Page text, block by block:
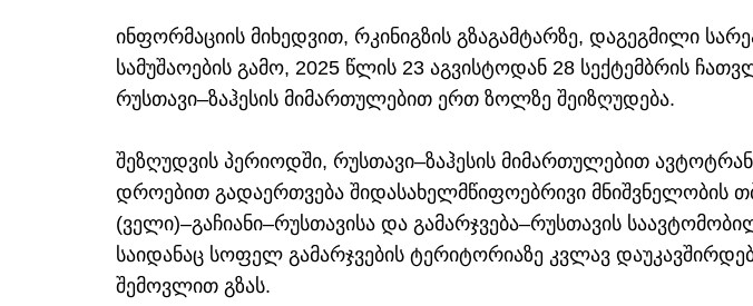
ინფორმაციის მიხედვით, რკინიგზის გზაგამტარზე, დაგეგმილი
სამუშაოების გამო, 2025 წლის 23 აგვისტოდან 28 სექტემბრის
რუსთავი–ზაჰესის მიმართულებით ერთ ზოლზე შეიზღუდება.
შეზღუდვის პერიოდში, რუსთავი–ზაჰესის მიმართულებით
დროებით გადაერთვება შიდასახელმწიფოებრივი მნიშვნელობის
(ველი)–გაჩიანი–რუსთავისა და გამარჯვება–რუსთავის
საიდანაც სოფელ გამარჯვების ტერიტორიაზე კვლავ
შემოვლით გზას.